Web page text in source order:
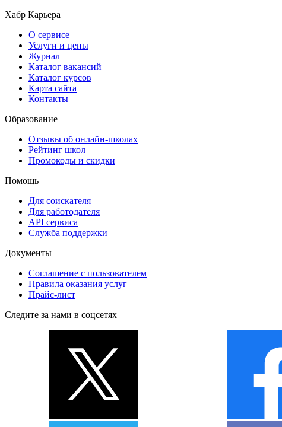
Хабр Карьера
О сервисе
Услуги и цены
Журнал
Каталог вакансий
Каталог курсов
Карта сайта
Контакты
Образование
Отзывы об онлайн-школах
Рейтинг школ
Промокоды и скидки
Помощь
Для соискателя
Для работодателя
API сервиса
Служба поддержки
Документы
Соглашение с пользователем
Правила оказания услуг
Прайс-лист
Следите за нами в соцсетях